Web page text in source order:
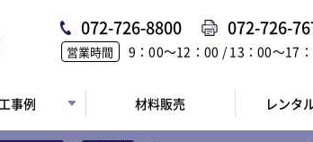
072-726-8800 072-726-
営業時間 9：00〜12：00 / 13：00〜17
事例 材料販売 レンタ